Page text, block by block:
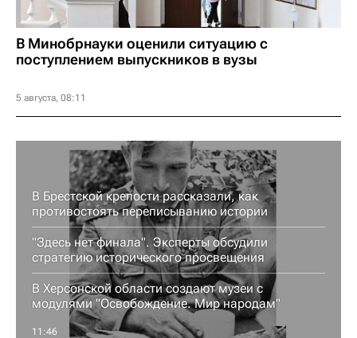
В Минобрнауки оценили ситуацию с
поступлением выпускников в вузы
5 августа, 08:11
В Брестской крепости рассказали, как
противостоять переписыванию истории
"Здесь нет финала". Эксперты обсудили
стратегию исторического просвещения
В Херсонской области создают музеи с
модулями "Освобождение. Мир народам"
11:46